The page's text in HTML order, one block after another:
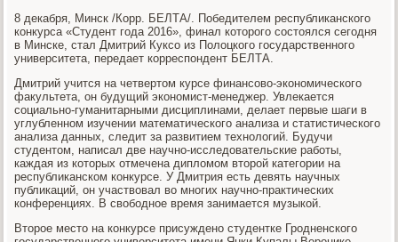
8 декабря, Минск /Корр. БЕЛТА/. Победителем республиканского
конкурса «Студент года 2016», финал которого состоялся сегодня
в Минске, стал Дмитрий Куксо из Полоцкого государственного
университета, передает корреспондент БЕЛТА.
Дмитрий учится на четвертом курсе финансово-экономического
факультета, он будущий экономист-менеджер. Увлекается
социально-гуманитарными дисциплинами, делает первые шаги в
углубленном изучении математического анализа и статистического
анализа данных, следит за развитием технологий. Будучи
студентом, написал две научно-исследовательские работы,
каждая из которых отмечена дипломом второй категории на
республиканском конкурсе. У Дмитрия есть девять научных
публикаций, он участвовал во многих научно-практических
конференциях. В свободное время занимается музыкой.
Второе место на конкурсе присуждено студентке Гродненского